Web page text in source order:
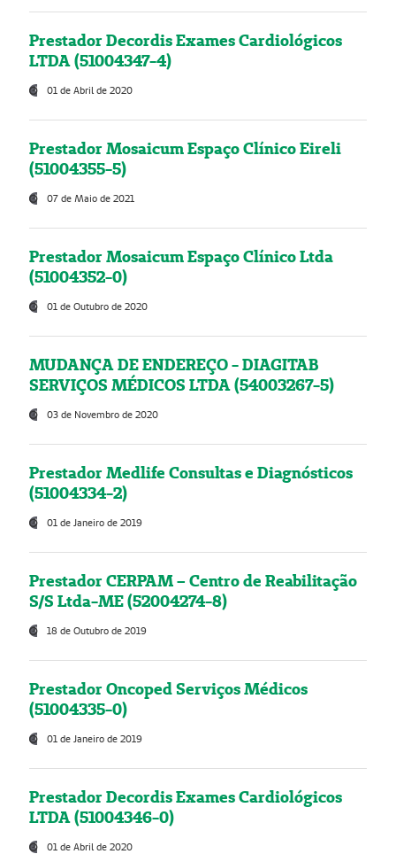
Prestador Decordis Exames Cardiológicos
LTDA (51004347-4)
01 de Abril de 2020
Prestador Mosaicum Espaço Clínico Eireli
(51004355-5)
07 de Maio de 2021
Prestador Mosaicum Espaço Clínico Ltda
(51004352-0)
01 de Outubro de 2020
MUDANÇA DE ENDEREÇO - DIAGITAB
SERVIÇOS MÉDICOS LTDA (54003267-5)
03 de Novembro de 2020
Prestador Medlife Consultas e Diagnósticos
(51004334-2)
01 de Janeiro de 2019
Prestador CERPAM – Centro de Reabilitação
S/S Ltda-ME (52004274-8)
18 de Outubro de 2019
Prestador Oncoped Serviços Médicos
(51004335-0)
01 de Janeiro de 2019
Prestador Decordis Exames Cardiológicos
LTDA (51004346-0)
01 de Abril de 2020